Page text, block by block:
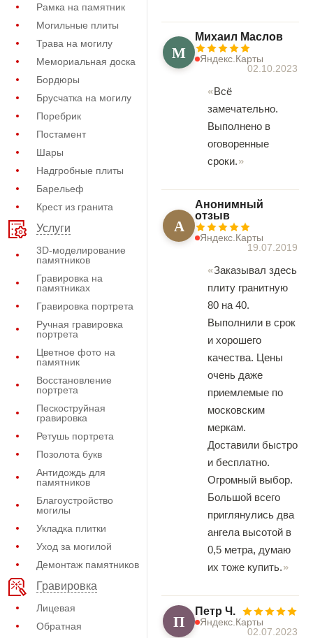
Рамка на памятник
Могильные плиты
Трава на могилу
Мемориальная доска
Бордюры
Брусчатка на могилу
Поребрик
Постамент
Шары
Надгробные плиты
Барельеф
Крест из гранита
Услуги
3D-моделирование
памятников
Гравировка на
памятниках
Гравировка портрета
Ручная гравировка
портрета
Цветное фото на
памятник
Восстановление
портрета
Пескоструйная
гравировка
Ретушь портрета
Позолота букв
Антидождь для
памятников
Благоустройство
могилы
Укладка плитки
Уход за могилой
Демонтаж памятников
Гравировка
Лицевая
Обратная
М
Михаил Маслов
Яндекс.Карты
02.10.2023
Всё
замечательно.
Выполнено в
оговоренные
сроки.
А
Анонимный
отзыв
Яндекс.Карты
19.07.2019
Заказывал здесь
плиту гранитную
80 на 40.
Выполнили в срок
и хорошего
качества. Цены
очень даже
приемлемые по
московским
меркам.
Доставили быстро
и бесплатно.
Огромный выбор.
Большой всего
приглянулись два
ангела высотой в
0,5 метра, думаю
их тоже купить.
П Петр Ч.
Яндекс.Карты
02.07.2023